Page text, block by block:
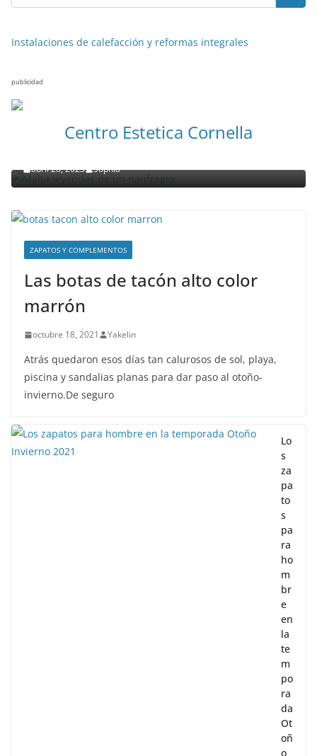
Instalaciones de calefacción y reformas integrales
publicidad
Centro Estetica Cornella
abril 28, 2023 Sophia
ZAPATOS Y COMPLEMENTOS
Las botas de tacón alto color
marrón
octubre 18, 2021 Yakelin
Atrás quedaron esos días tan calurosos de sol, playa,
piscina y sandalias planas para dar paso al otoño-
invierno.De seguro
Lo
s
za
pa
to
s
pa
ra
ho
m
br
e
en
la
te
m
po
ra
da
Ot
oñ
o